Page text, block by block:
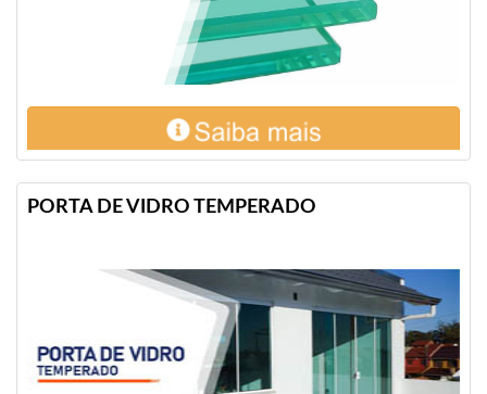
PORTA DE VIDRO TEMPERADO